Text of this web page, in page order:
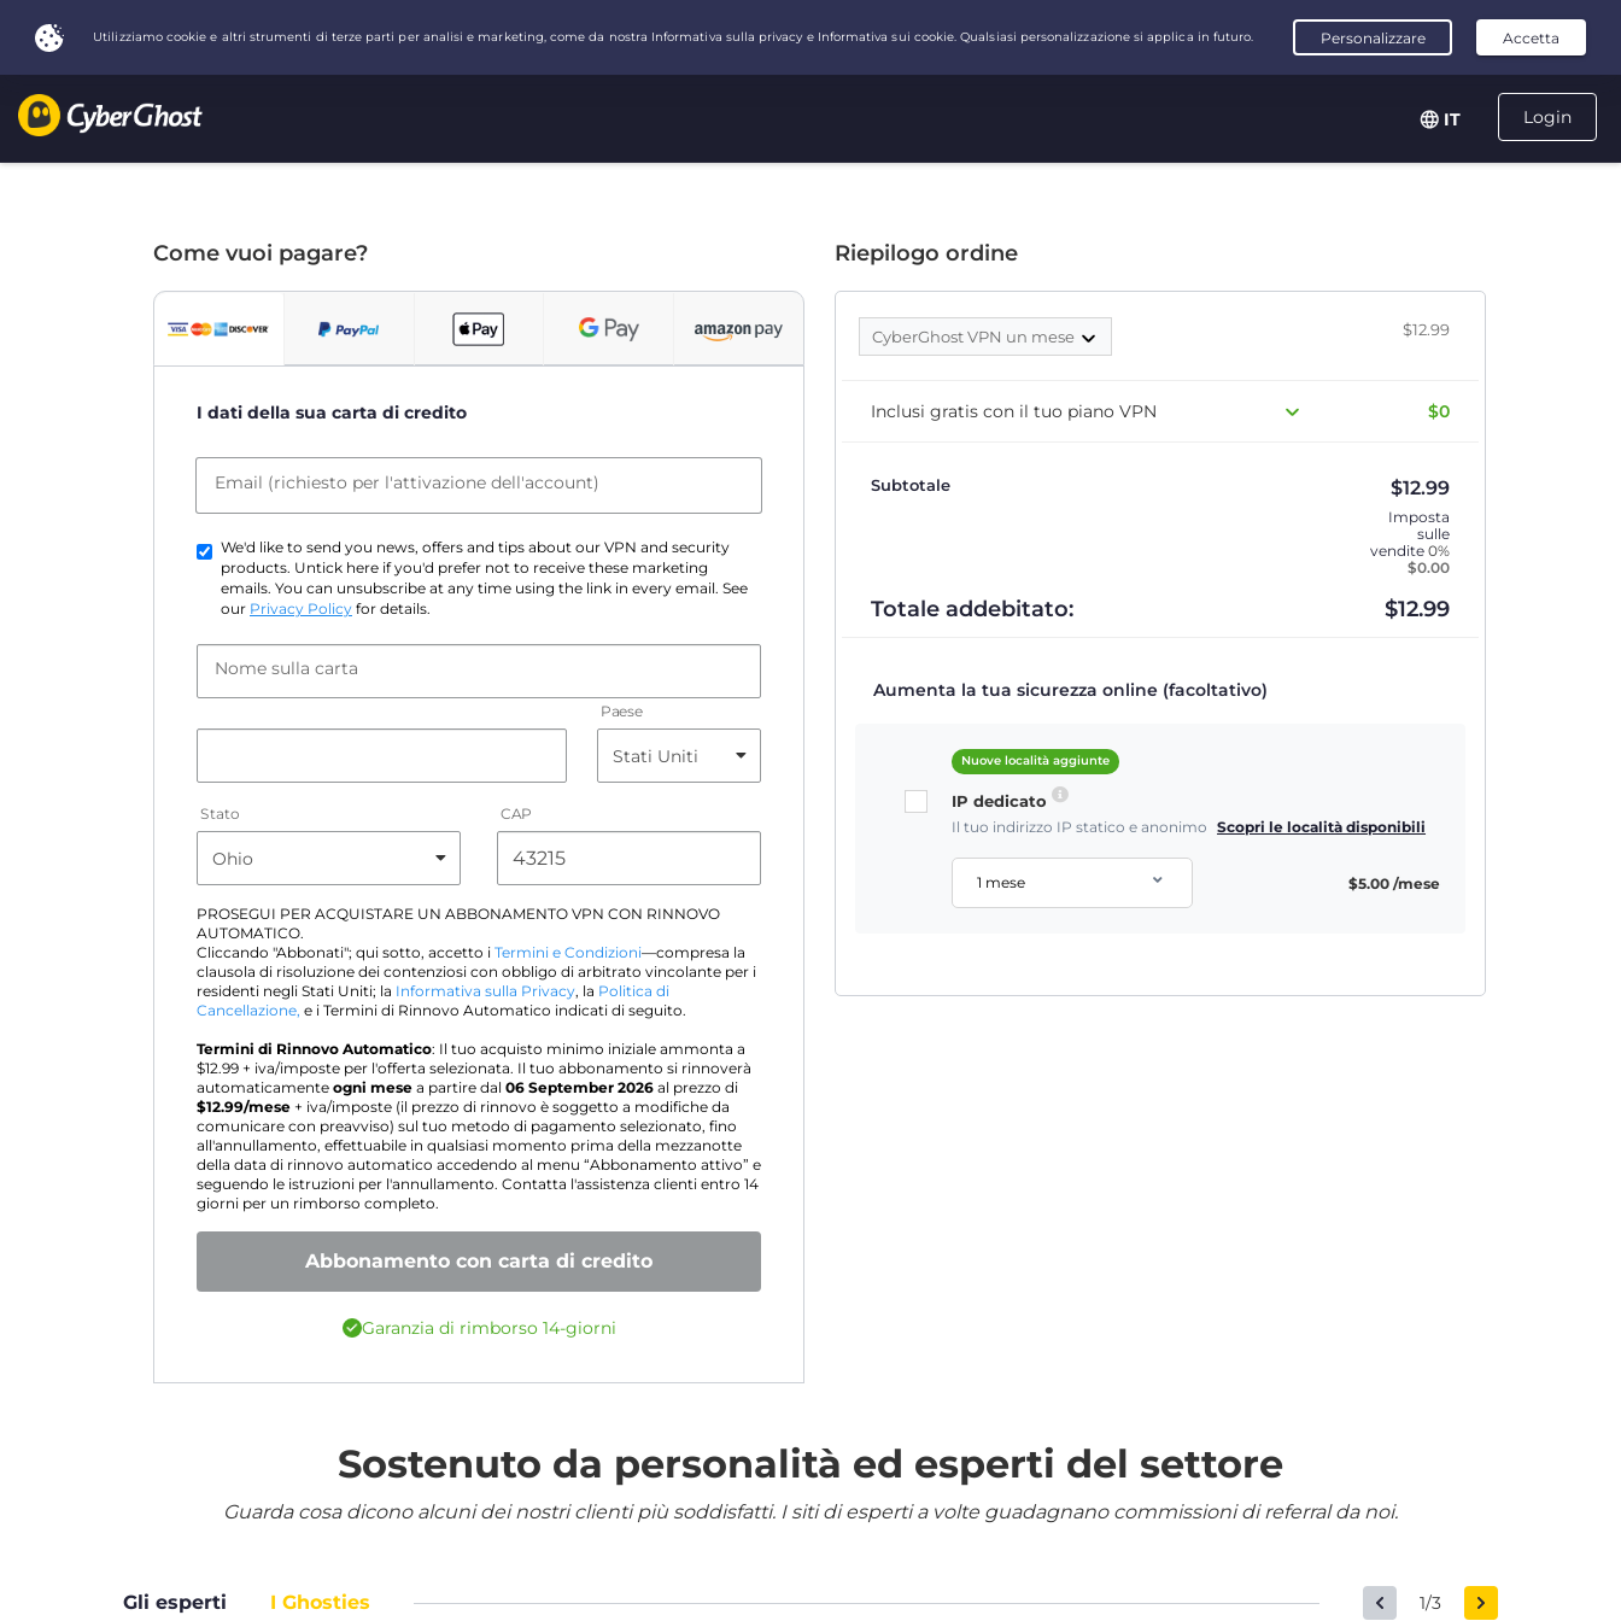
Login
IT
Come vuoi pagare?
I dati della sua carta di credito
Email (richiesto per l'attivazione dell'account)
We'd like to send you news, offers and tips about our VPN and security
products. Untick here if you'd prefer not to receive these marketing
emails. You can unsubscribe at any time using the link in every email. See
our Privacy Policy for details.
Nome sulla carta
Paese
Stato CAP
PROSEGUI PER ACQUISTARE UN ABBONAMENTO VPN CON RINNOVO
AUTOMATICO.
Cliccando "Abbonati"; qui sotto, accetto i Termini e Condizioni—compresa la
clausola di risoluzione dei contenziosi con obbligo di arbitrato vincolante per i
residenti negli Stati Uniti; la Informativa sulla Privacy, la Politica di
Cancellazione, e i Termini di Rinnovo Automatico indicati di seguito.
Termini di Rinnovo Automatico: Il tuo acquisto minimo iniziale ammonta a
$12.99 + iva/imposte per l'offerta selezionata. Il tuo abbonamento si rinnoverà
automaticamente ogni mese a partire dal 06 September 2026 al prezzo di
$12.99/mese + iva/imposte (il prezzo di rinnovo è soggetto a modifiche da
comunicare con preavviso) sul tuo metodo di pagamento selezionato, fino
all'annullamento, effettuabile in qualsiasi momento prima della mezzanotte
della data di rinnovo automatico accedendo al menu “Abbonamento attivo” e
seguendo le istruzioni per l'annullamento. Contatta l'assistenza clienti entro 14
giorni per un rimborso completo.
Abbonamento con carta di credito
Garanzia di rimborso 14-giorni
Riepilogo ordine
CyberGhost VPN un mese $12.99
Inclusi gratis con il tuo piano VPN $0
Subtotale $12.99
Imposta
sulle
vendite 0%
$0.00
Totale addebitato: $12.99
Aumenta la tua sicurezza online (facoltativo)
Nuove località aggiunte
IP dedicato
Il tuo indirizzo IP statico e anonimo Scopri le località disponibili
1 mese $5.00 /mese
Sostenuto da personalità ed esperti del settore
Guarda cosa dicono alcuni dei nostri clienti più soddisfatti. I siti di esperti a volte guadagnano commissioni di referral da noi.
Gli esperti I Ghosties 1/3